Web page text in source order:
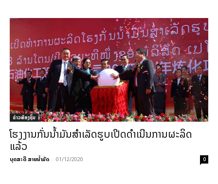
ຂ່າວທ້ອງຖິ່ນ
ໂຮງງານກັ່ນນໍ້າມັນສຳເລັດຮູບເປີດດໍາເນີນການຜະລິດ
ແລ້ວ
ບຸດສະດີ ສາຍນ້ຳມັດ - 01/12/2020 0